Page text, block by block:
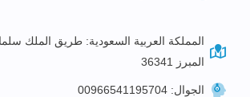
المملكة العربية السعودية: طريق الملك
المبرز 36341
الجوال: 00966541195704